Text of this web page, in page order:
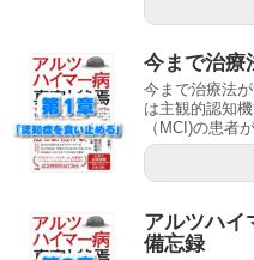
今まで治
今まで治療法
は主観的認知
（MCI)の患者
アルツハ
備忘録